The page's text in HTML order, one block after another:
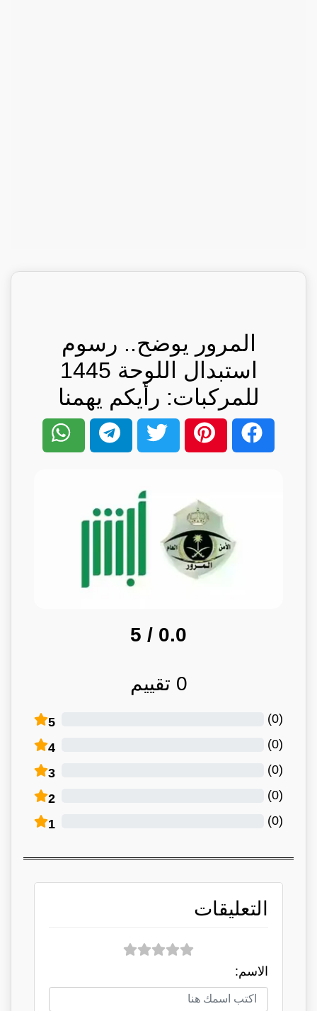
المرور يوضح.. رسوم
استبدال اللوحة 1445
للمركبات: رأيكم يهمنا
0.0
/ 5
0 تقييم
5 (
0
)
4 (
0
)
3 (
0
)
2 (
0
)
1 (
0
)
التعليقات
الاسم: